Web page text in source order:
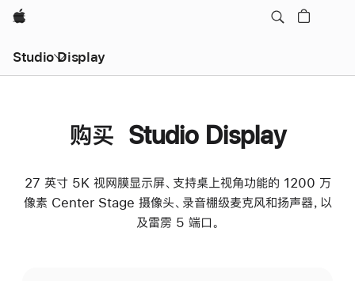
Apple
Studio Display
购买 Studio Display
27 英寸 5K 视网膜显示屏、支持桌上视角功能的 1200 万
像素 Center Stage 摄像头、录音棚级麦克风和扬声器，以
及雷雳 5 端口。